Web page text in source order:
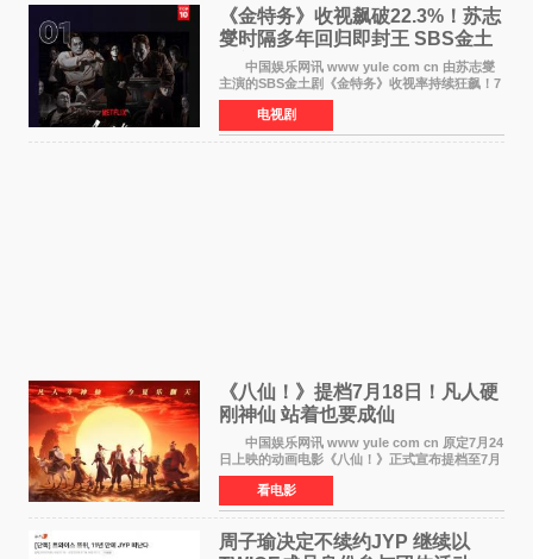
《金特务》收视飙破22.3%！苏志
燮时隔多年回归即封王 SBS金土
剧新纪录诞生
中国娱乐网讯 www yule com cn 由苏志燮
主演的SBS金土剧《金特务》收视率持续狂飙！7
月11日播出的第6集全国平均收视率高达22 3%，
瞬间最高更冲上26 4%，不仅再度刷新自身纪
录，更稳坐同时段
电视剧
《八仙！》提档7月18日！凡人硬
刚神仙 站着也要成仙
中国娱乐网讯 www yule com cn 原定7月24
日上映的动画电影《八仙！》正式宣布提档至7月
18日。这部国风动画大片将八仙过海，各显神通
这句刻在国人DNA里的俗语玩出了新花样——影
片讲述凡人
看电影
周子瑜决定不续约JYP 继续以